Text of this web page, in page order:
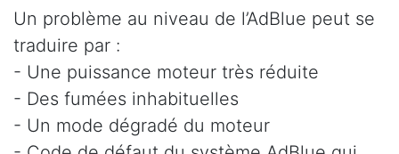
Un problème au niveau de l’AdBlue peut se
traduire par :
- Une puissance moteur très réduite
- Des fumées inhabituelles
- Un mode dégradé du moteur